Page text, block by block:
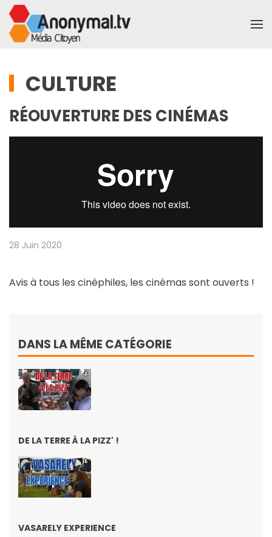
Accéder au contenu principal
CULTURE
RÉOUVERTURE DES CINÉMAS
28 Juin 2020
Avis à tous les cinéphiles, les cinémas sont ouverts !
DANS LA MÊME CATÉGORIE
DE LA TERRE À LA PIZZ' !
VASARELY EXPERIENCE